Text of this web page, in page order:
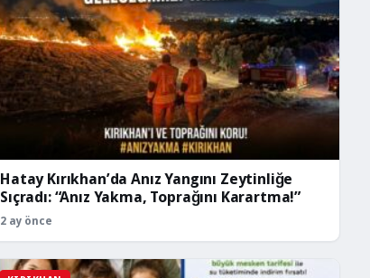
Hatay Kırıkhan’da Anız Yangını Zeytinliğe
Sıçradı: “Anız Yakma, Toprağını Karartma!”
2 ay önce